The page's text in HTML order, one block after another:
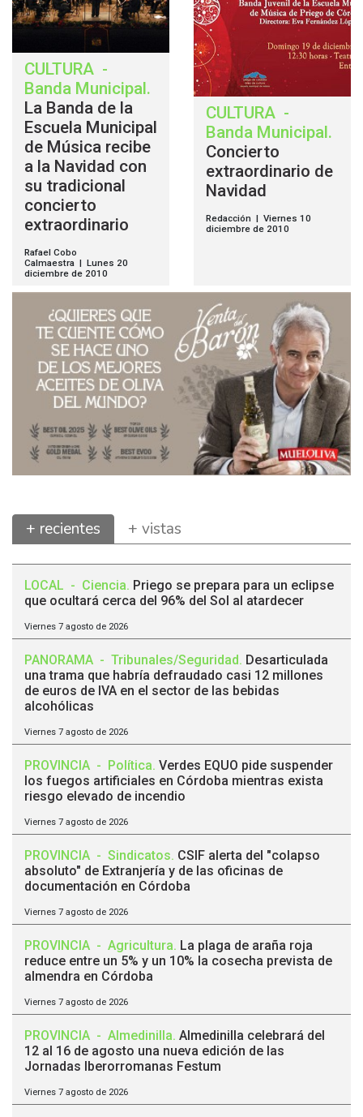
CULTURA -
Banda Municipal.
La Banda de la
Escuela Municipal
de Música recibe
a la Navidad con
su tradicional
concierto
extraordinario
Rafael Cobo
Calmaestra | Lunes 20
diciembre de 2010
CULTURA -
Banda Municipal .
Concierto
extraordinario de
Navidad
Redacción | Viernes 10
diciembre de 2010
+ recientes + vistas
LOCAL - Ciencia. Priego se prepara para un eclipse
que ocultará cerca del 96% del Sol al atardecer
Viernes 7 agosto de 2026
PANORAMA - Tribunales/Seguridad. Desarticulada
una trama que habría defraudado casi 12 millones
de euros de IVA en el sector de las bebidas
alcohólicas
Viernes 7 agosto de 2026
PROVINCIA - Política. Verdes EQUO pide suspender
los fuegos artificiales en Córdoba mientras exista
riesgo elevado de incendio
Viernes 7 agosto de 2026
PROVINCIA - Sindicatos. CSIF alerta del "colapso
absoluto" de Extranjería y de las oficinas de
documentación en Córdoba
Viernes 7 agosto de 2026
PROVINCIA - Agricultura. La plaga de araña roja
reduce entre un 5% y un 10% la cosecha prevista de
almendra en Córdoba
Viernes 7 agosto de 2026
PROVINCIA - Almedinilla. Almedinilla celebrará del
12 al 16 de agosto una nueva edición de las
Jornadas Iberorromanas Festum
Viernes 7 agosto de 2026